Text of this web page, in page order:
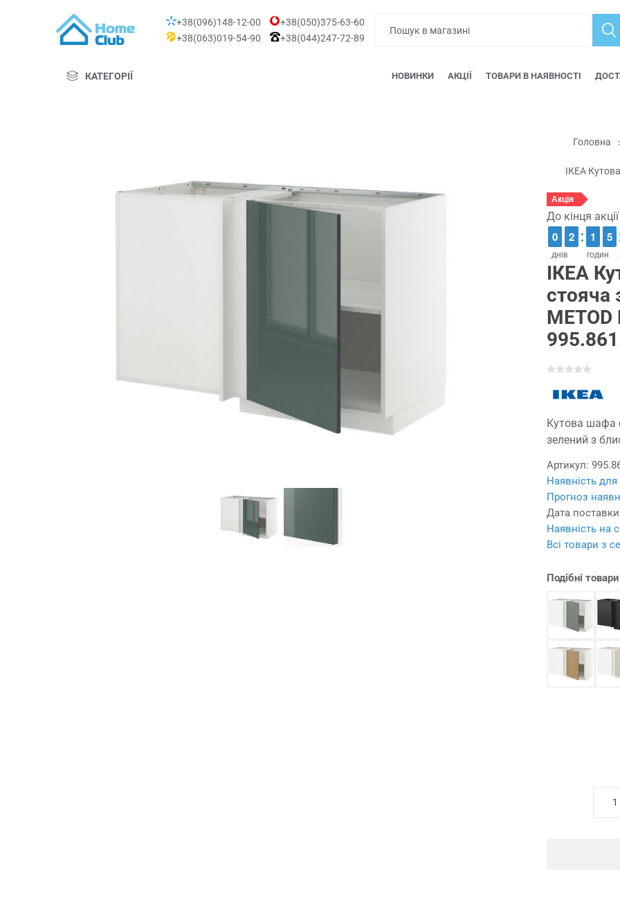
+38(096)148-12-00
+38(050)375-63-60
+38(063)019-54-90
+38(044)247-72-89
КАТЕГОРІЇ НОВИНКИ АКЦІЇ ТОВАРИ В НАЯВНОСТІ
Головна
ІКЕА
Акція
До кінця
днів
9
9
0
0 1
1
2
2
годин
1
1
1
1 4
4
5
5
ІКЕА
стояча
Кутова шафа
зелений з
Артикул:
Наявність
Прогноз
Дата
Наявність на
Всі товари з
Подібні